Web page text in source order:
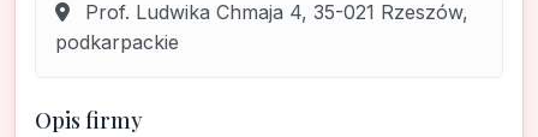
Prof. Ludwika Chmaja 4, 35-021 Rzeszów,
podkarpackie
Opis firmy